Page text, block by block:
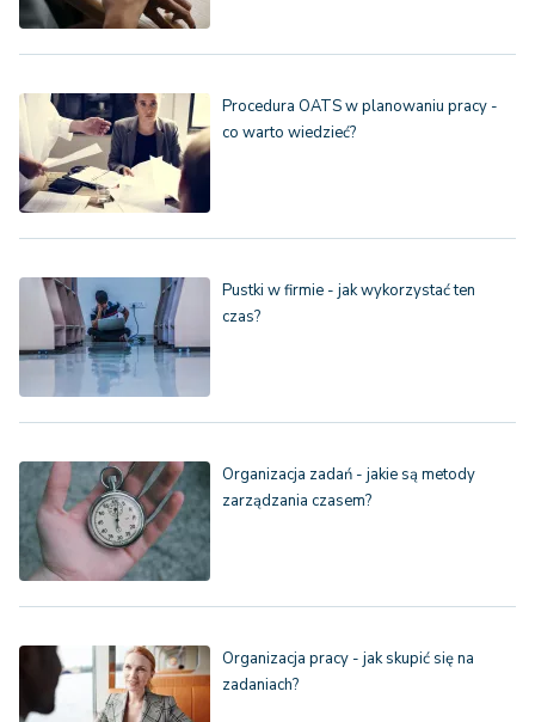
Procedura OATS w planowaniu pracy -
co warto wiedzieć?
Pustki w firmie - jak wykorzystać ten
czas?
Organizacja zadań - jakie są metody
zarządzania czasem?
Organizacja pracy - jak skupić się na
zadaniach?